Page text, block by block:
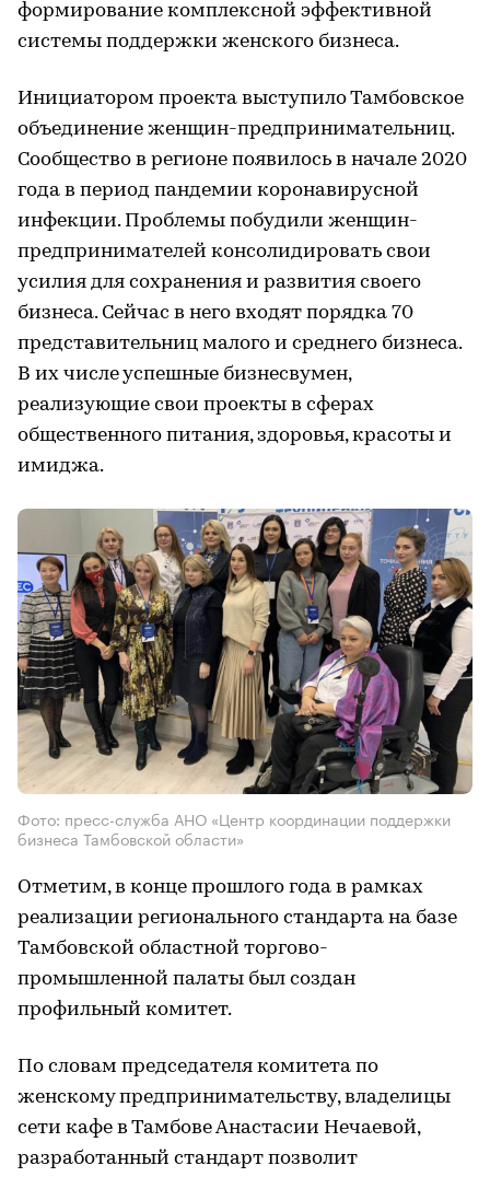
формирование комплексной эффективной
системы поддержки женского бизнеса.
Инициатором проекта выступило Тамбовское
объединение женщин-предпринимательниц.
Сообщество в регионе появилось в начале 2020
года в период пандемии коронавирусной
инфекции. Проблемы побудили женщин-
предпринимателей консолидировать свои
усилия для сохранения и развития своего
бизнеса. Сейчас в него входят порядка 70
представительниц малого и среднего бизнеса.
В их числе успешные бизнесвумен,
реализующие свои проекты в сферах
общественного питания, здоровья, красоты и
имиджа.
Фото: пресс-служба АНО «Центр координации поддержки
бизнеса Тамбовской области»
Отметим, в конце прошлого года в рамках
реализации регионального стандарта на базе
Тамбовской областной торгово-
промышленной палаты был создан
профильный комитет.
По словам председателя комитета по
женскому предпринимательству, владелицы
сети кафе в Тамбове Анастасии Нечаевой,
разработанный стандарт позволит